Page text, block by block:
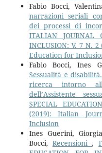
Fabio Bocci,
narrazioni seriali
dei processi di
ITALIAN JOURNAL
INCLUSION: V. 7 N.
Education for
Fabio Bocci, Ines
Sessualità e
ricerca intorno
dell’Assistente
SPECIAL
(2019): Italian
Inclusion
Ines Guerini,
Bocci,Recensioni,